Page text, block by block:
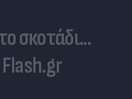
σκοτάδι...